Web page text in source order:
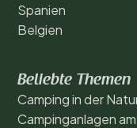
Spanien
Belgien
Beliebte Themen
Camping in der
Campinganlagen